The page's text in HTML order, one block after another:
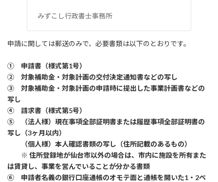
みずこし行政書士事務所
申請に関しては郵送のみで、必要書類は以下のとおりです。
① 申請書（様式第1号）
② 対象補助金・対象計画の交付決定通知書などの写し
③ 対象補助金・対象計画の申請時に提出した事業計画書などの
写し
④ 請求書（様式第5号）
⑤ （法人様）現在事項全部証明書または履歴事項全部証明書の
写し（3ヶ月以内）
（個人様）本人確認書類の写し（住所記載のあるもの）
※ 住所登録地が仙台市以外の場合は、市内に施設を所有また
は賃貸し、事業を営んでいることが分かる書類
⑥ 申請者名義の銀行口座通帳のオモテ面と通帳を開いた1・2ペ